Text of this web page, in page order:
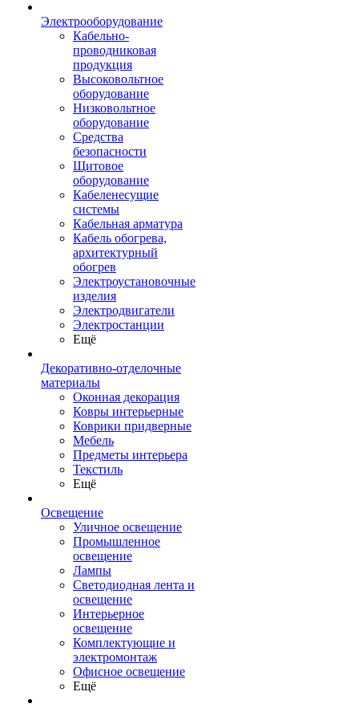
Электрооборудование
Кабельно-
проводниковая
продукция
Высоковольтное
оборудование
Низковольтное
оборудование
Средства
безопасности
Щитовое
оборудование
Кабеленесущие
системы
Кабельная арматура
Кабель обогрева,
архитектурный
обогрев
Электроустановочные
изделия
Электродвигатели
Электростанции
Ещё
Декоративно-отделочные
материалы
Оконная декорация
Ковры интерьерные
Коврики придверные
Мебель
Предметы интерьера
Текстиль
Ещё
Освещение
Уличное освещение
Промышленное
освещение
Лампы
Светодиодная лента и
освещение
Интерьерное
освещение
Комплектующие и
электромонтаж
Офисное освещение
Ещё